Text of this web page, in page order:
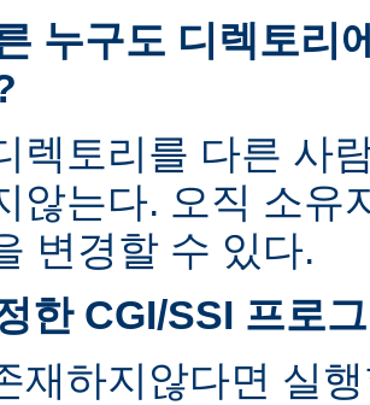
누구도 디렉토리
렉토리를 다른 사
않는다. 오직 소유
변경할 수 있다.
한 CGI/SSI 프로
재하지않다면 실